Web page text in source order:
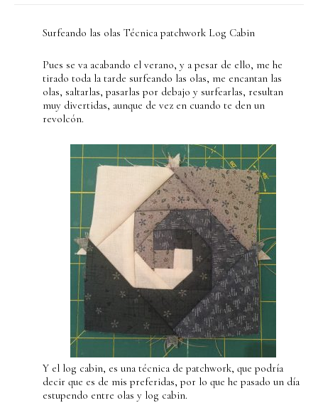
Surfeando las olas Técnica patchwork Log Cabin
Pues se va acabando el verano, y a pesar de ello, me he
tirado toda la tarde surfeando las olas, me encantan las
olas, saltarlas, pasarlas por debajo y surfearlas, resultan
muy divertidas, aunque de vez en cuando te den un
revolcón.
Y el log cabin, es una técnica de patchwork, que podría
decir que es de mis preferidas, por lo que he pasado un día
estupendo entre olas y log cabin.